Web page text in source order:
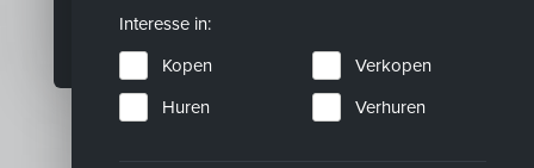
Interesse in:
Kopen
Verkopen
Huren
Verhuren